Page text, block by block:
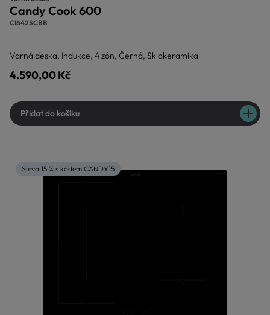
Candy Cook 600
CI642SCBB
Varná deska, Indukce, 4 zón, Černá, Sklokeramika
4.590,00 Kč
Přidat do košíku
Sleva 15 % s kódem CANDY15